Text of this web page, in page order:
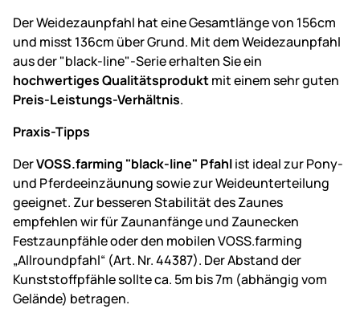
Der Weidezaunpfahl hat eine Gesamtlänge von 156cm
und misst 136cm über Grund. Mit dem Weidezaunpfahl
aus der "black-line"-Serie erhalten Sie ein
hochwertiges Qualitätsproduktmit einem sehr guten
Preis-Leistungs-Verhältnis.
Praxis-Tipps
DerVOSS.farming "black-line" Pfahlist ideal zur Pony-
und Pferdeeinzäunung sowie zur Weideunterteilung
geeignet. Zur besseren Stabilität des Zaunes
empfehlen wir für Zaunanfänge und Zaunecken
Festzaunpfähle oder den mobilen VOSS.farming
„Allroundpfahl“ (Art. Nr. 44387). Der Abstand der
Kunststoffpfähle sollte ca. 5m bis 7m (abhängig vom
Gelände) betragen.